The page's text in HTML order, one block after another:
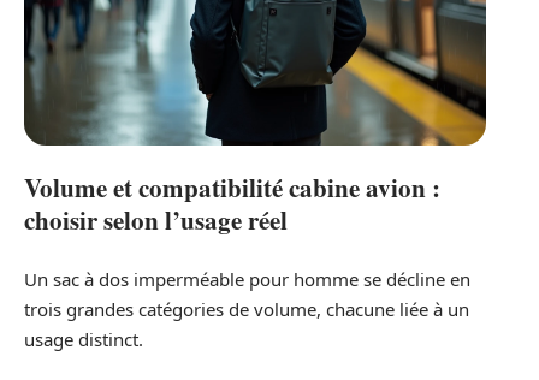
Volume et compatibilité cabine avion :
choisir selon l’usage réel
Un sac à dos imperméable pour homme se décline en
trois grandes catégories de volume, chacune liée à un
usage distinct.